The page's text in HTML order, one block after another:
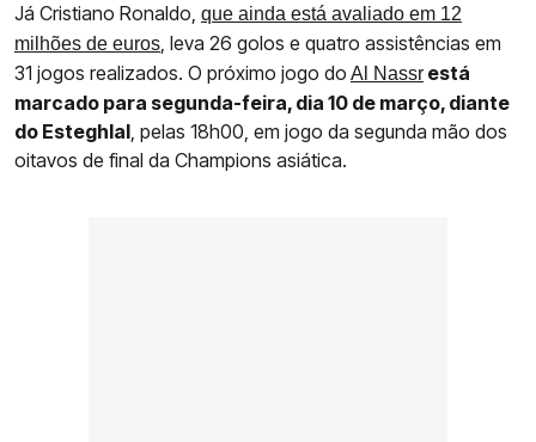
Já Cristiano Ronaldo, que ainda está avaliado em 12
milhões de euros, leva 26 golos e quatro assistências em
31 jogos realizados. O próximo jogo do Al Nassr está
marcado para segunda-feira, dia 10 de março, diante
do Esteghlal, pelas 18h00, em jogo da segunda mão dos
oitavos de final da Champions asiática.